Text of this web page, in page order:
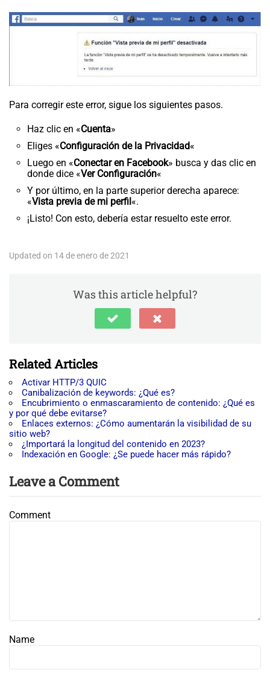
Para corregir este error, sigue los siguientes pasos.
Haz clic en «Cuenta»
Eliges «Configuración de la Privacidad«
Luego en «Conectar en Facebook» busca y das clic en
donde dice «Ver Configuración«
Y por último, en la parte superior derecha aparece:
«Vista previa de mi perfil«.
¡Listo! Con esto, debería estar resuelto este error.
Updated on 14 de enero de 2021
Was this article helpful?
Related Articles
Activar HTTP/3 QUIC
Canibalización de keywords: ¿Qué es?
Encubrimiento o enmascaramiento de contenido: ¿Qué es
y por qué debe evitarse?
Enlaces externos: ¿Cómo aumentarán la visibilidad de su
sitio web?
¿Importará la longitud del contenido en 2023?
Indexación en Google: ¿Se puede hacer más rápido?
Leave a Comment
Comment
Name